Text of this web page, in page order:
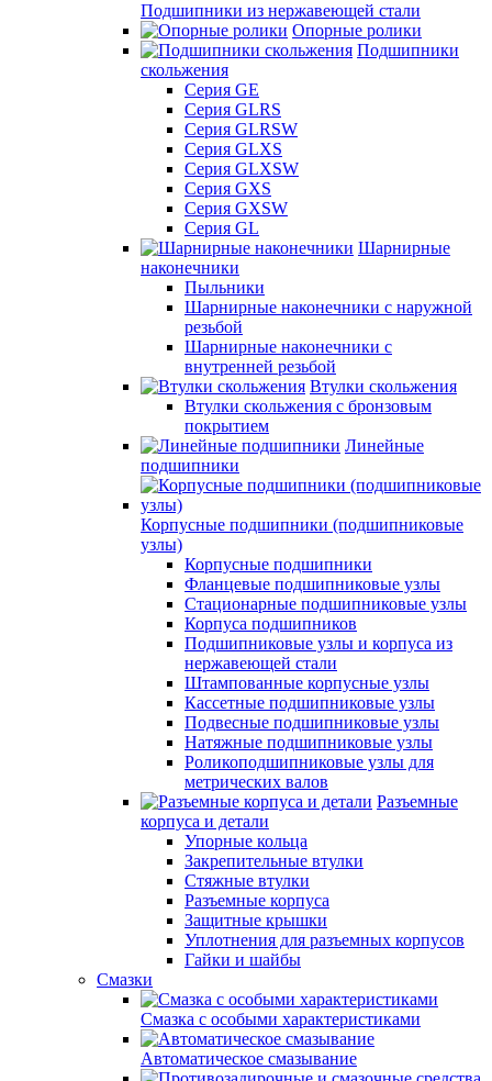
Подшипники из нержавеющей стали
Опорные ролики
Подшипники
скольжения
Серия GE
Серия GLRS
Серия GLRSW
Серия GLXS
Серия GLXSW
Серия GXS
Серия GXSW
Серия GL
Шарнирные
наконечники
Пыльники
Шарнирные наконечники с наружной
резьбой
Шарнирные наконечники с
внутренней резьбой
Втулки скольжения
Втулки скольжения с бронзовым
покрытием
Линейные
подшипники
Корпусные подшипники (подшипниковые
узлы)
Корпусные подшипники
Фланцевые подшипниковые узлы
Стационарные подшипниковые узлы
Корпуса подшипников
Подшипниковые узлы и корпуса из
нержавеющей стали
Штампованные корпусные узлы
Кассетные подшипниковые узлы
Подвесные подшипниковые узлы
Натяжные подшипниковые узлы
Роликоподшипниковые узлы для
метрических валов
Разъемные
корпуса и детали
Упорные кольца
Закрепительные втулки
Стяжные втулки
Разъемные корпуса
Защитные крышки
Уплотнения для разъемных корпусов
Гайки и шайбы
Смазки
Смазка с особыми характеристиками
Автоматическое смазывание